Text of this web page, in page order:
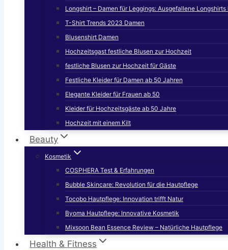
Longshirt – Damen für Leggings: Ausgefallene
T-Shirt Trends 2023 Damen
Blusenshirt Damen
Hochzeitsgast festliche Blusen zur Hochzeit
festliche Blusen zur Hochzeit für Gäste
Festliche Kleider für Damen ab 50 Jahren
Elegante Kleider für Frauen ab 50
Kleider für Hochzeitsgäste ab 50 Jahre
Hochzeit mit einem Kilt
Beauty
Kosmetik
COSPHERA Test & Erfahrungen
Bubble Skincare: Revolution für die Hautpflege
Tocobo Hautpflege: Innovation trifft Natur
Byoma Hautpflege: Innovative Kosmetik
Mixsoon Bean Essence Review – Natürliche Hautpflege
Health & Fitness